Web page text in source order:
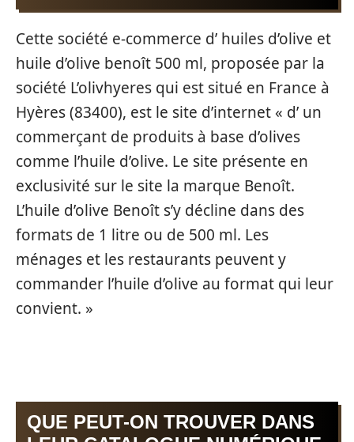
Cette société e-commerce d’ huiles d’olive et
huile d’olive benoît 500 ml, proposée par la
société L’olivhyeres qui est situé en France à
Hyères (83400), est le site d’internet « d’ un
commerçant de produits à base d’olives
comme l’huile d’olive. Le site présente en
exclusivité sur le site la marque Benoît.
L’huile d’olive Benoît s’y décline dans des
formats de 1 litre ou de 500 ml. Les
ménages et les restaurants peuvent y
commander l’huile d’olive au format qui leur
convient. »
QUE PEUT-ON TROUVER DANS